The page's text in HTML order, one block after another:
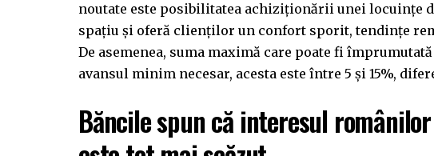
noutate este posibilitatea achiziționării unei locuințe
spațiu și oferă clienților un confort sporit, tendințe
De asemenea, suma maximă care poate fi
avansul minim necesar, acesta este între 5 și 15%,
Băncile spun că interesul